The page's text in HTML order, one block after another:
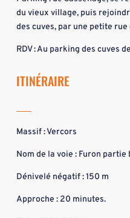
du vieux village, puis
des cuves, par une petite
RDV : Au parking des cuves
ITINÉRAIRE
Massif : Vercors
Nom de la voie : Furon partie
Dénivelé négatif : 150 m
Approche : 20 minutes.